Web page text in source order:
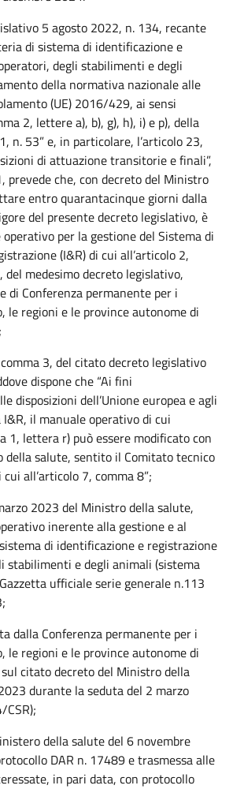
5 agosto 2022, n. 134, recante
di sistema di identificazione e
degli stabilimenti e degli
della normativa nazionale alle
(UE) 2016/429, ai sensi
2, lettere a), b), g), h), i) e p), della
n. 53” e, in particolare, l’articolo 23,
di attuazione transitorie e finali”,
prevede che, con decreto del Ministro
entro quarantacinque giorni dalla
del presente decreto legislativo, è
per la gestione del Sistema di
(I&R) di cui all’articolo 2,
del medesimo decreto legislativo,
di Conferenza permanente per i
le regioni e le province autonome di
3, del citato decreto legislativo
dispone che “Ai fini
disposizioni dell’Unione europea e agli
il manuale operativo di cui
1, lettera r) può essere modificato con
della salute, sentito il Comitato tecnico
all’articolo 7, comma 8”;
2023 del Ministro della salute,
inerente alla gestione e al
di identificazione e registrazione
stabilimenti e degli animali (sistema
ufficiale serie generale n.113
dalla Conferenza permanente per i
le regioni e le province autonome di
citato decreto del Ministro della
durante la seduta del 2 marzo
della salute del 6 novembre
DAR n. 17489 e trasmessa alle
in pari data, con protocollo